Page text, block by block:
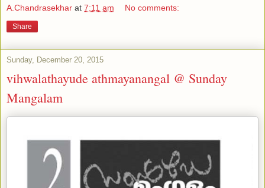
A.Chandrasekhar at 7:11 am No comments:
Share
Sunday, December 20, 2015
vihwalathayude athmayanangal @ Sunday
Mangalam